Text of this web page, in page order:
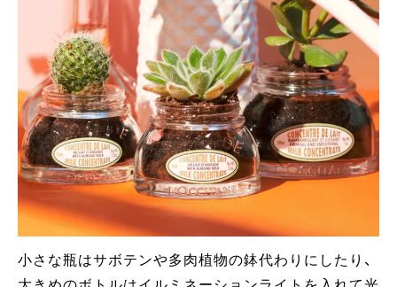
小さな瓶はサボテンや多肉植物の鉢代わりにしたり、